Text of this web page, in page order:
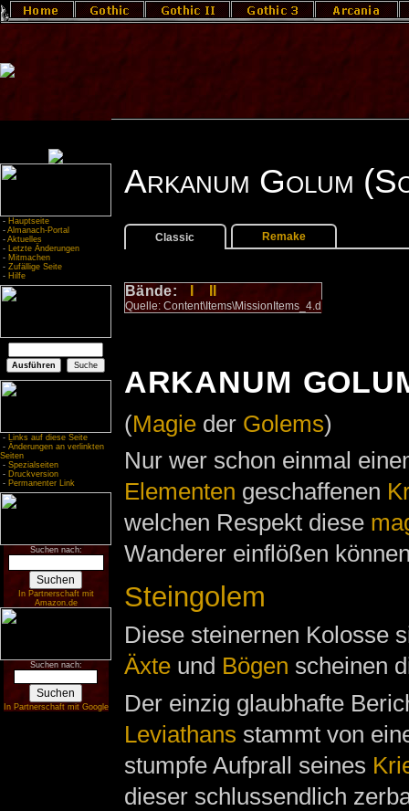
- Hauptseite
- Almanach-Portal
- Aktuelles
- Letzte Änderungen
- Mitmachen
- Zufällige Seite
- Hilfe
- Links auf diese Seite
- Änderungen an verlinkten
Seiten
- Spezialseiten
- Druckversion
- Permanenter Link
Suchen nach:
In Partnerschaft mit
Amazon.de
Suchen nach:
In Partnerschaft mit Google
Arkanum Golum
Classic Remake
Bände:
Quelle: Content\Items\MissionItems_4.d
ARKANUM
(Magieder Golems)
Nur wer schon einmal
Elementen geschaffenen
welchen Respekt diese
Wanderer einflößen
Steingolem
Diese steinernen Kolosse
Äxteund Bögen scheinen
Der einzig glaubhafte
Leviathans stammt von
stumpfe Aufprall seines
dieser schlussendlich